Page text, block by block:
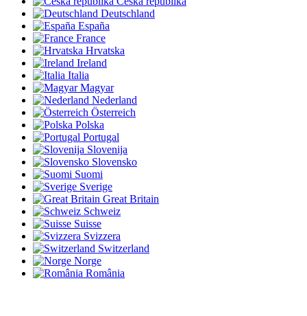
Deutschland
España
France
Hrvatska
Ireland
Italia
Magyar
Nederland
Österreich
Polska
Portugal
Slovenija
Slovensko
Suomi
Sverige
Great Britain
Schweiz
Suisse
Svizzera
Switzerland
Norge
România